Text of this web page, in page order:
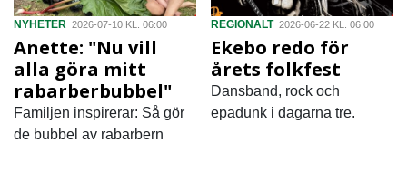
NYHETER 2026-07-10 KL. 06:00
Anette: "Nu vill
alla göra mitt
rabarberbubbel"
Familjen inspirerar: Så gör
de bubbel av rabarbern
REGIONALT 2026-06-22 KL. 06:00
Ekebo redo för
årets folkfest
Dansband, rock och
epadunk i dagarna tre.